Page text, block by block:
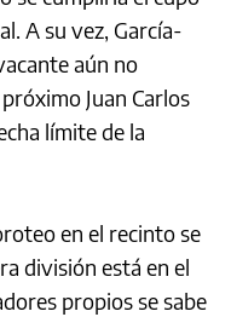
A su vez, García-
aún no
Juan Carlos
límite de la
en el recinto se
división está en el
propios se sabe